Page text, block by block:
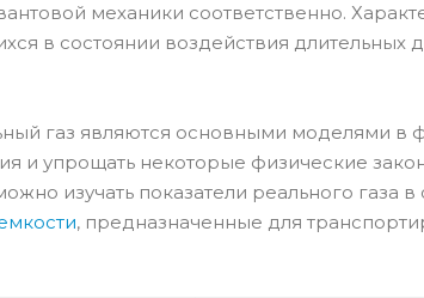
механики соответственно.
в состоянии воздействия
газ являются основными моделями в
и упрощать некоторые физические
изучать показатели реального газа
, предназначенные для